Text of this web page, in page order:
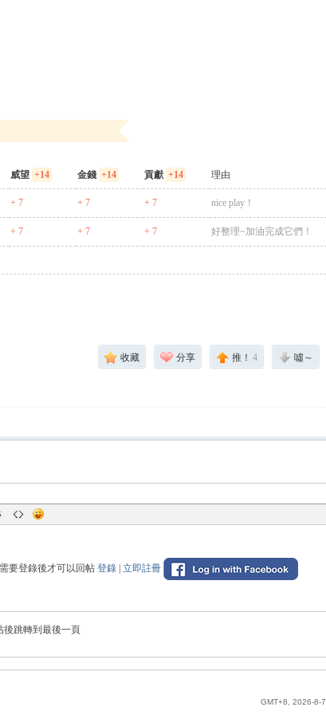
威望 +14 金錢 +14 貢獻 +14 理由
+ 7 + 7 + 7 nice play！
+ 7 + 7 + 7 好整理~加油完成它們！
收藏 分享 推！ 4 噓～
要登錄後才可以回帖 登錄 立即註冊
後跳轉到最後一頁
GMT+8, 2026-8-